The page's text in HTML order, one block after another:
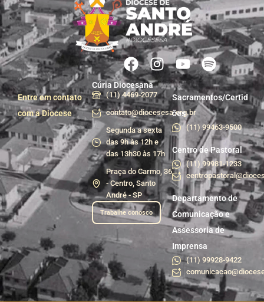
Entre em contato
com a Diocese
Cúria Diocesana
(11) 4469-2077
contato@diocesesa.org.br
Segunda a sexta
das 9h às 12h e
das 13h30 às 17h
Praça do Carmo, 36
- Centro, Santo
André - SP
Trabalhe conosco
Sacramentos/Certid
ões
(11) 99463-9500
Centro de Pastoral
(11) 99981-1233
Departamento de
Comunicação e
Assessoria de
Imprensa
(11) 99928-9422